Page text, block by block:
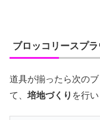
ブロッコリースプ
道具が揃ったら次の
て、培地づくり を行い